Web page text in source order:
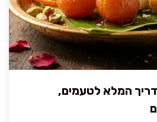
המלא לטעמים,